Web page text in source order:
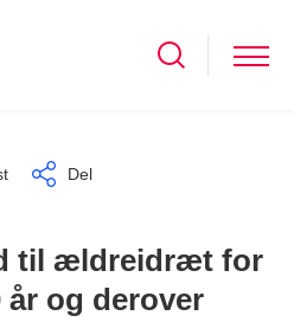
Del
til ældreidræt for
år og derover